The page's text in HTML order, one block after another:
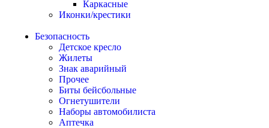
Каркасные
Иконки/крестики
Безопасность
Детское кресло
Жилеты
Знак аварийный
Прочее
Биты бейсбольные
Огнетушители
Наборы автомобилиста
Аптечка